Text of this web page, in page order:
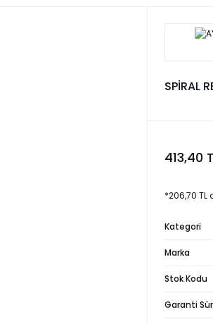
SPİRAL
413,40
*206,70
Kategori
Marka
Stok Kodu
Garanti